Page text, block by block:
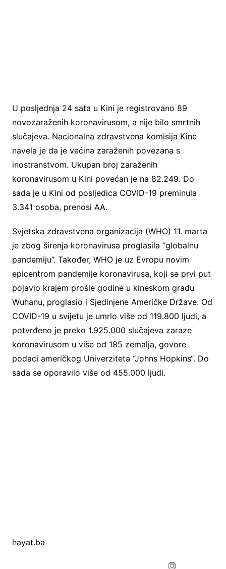
U posljednja 24 sata u Kini je registrovano 89
novozaraženih koronavirusom, a nije bilo smrtnih
slučajeva. Nacionalna zdravstvena komisija Kine
navela je da je većina zaraženih povezana s
inostranstvom. Ukupan broj zaraženih
koronavirusom u Kini povećan je na 82.249. Do
sada je u Kini od posljedica COVID-19 preminula
3.341 osoba, prenosi AA.
Svjetska zdravstvena organizacija (WHO) 11. marta
je zbog širenja koronavirusa proglasila “globalnu
pandemiju”. Također, WHO je uz Evropu novim
epicentrom pandemije koronavirusa, koji se prvi put
pojavio krajem prošle godine u kineskom gradu
Wuhanu, proglasio i Sjedinjene Američke Države. Od
COVID-19 u svijetu je umrlo više od 119.800 ljudi, a
potvrđeno je preko 1.925.000 slučajeva zaraze
koronavirusom u više od 185 zemalja, govore
podaci američkog Univerziteta “Johns Hopkins“. Do
sada se oporavilo više od 455.000 ljudi.
hayat.ba